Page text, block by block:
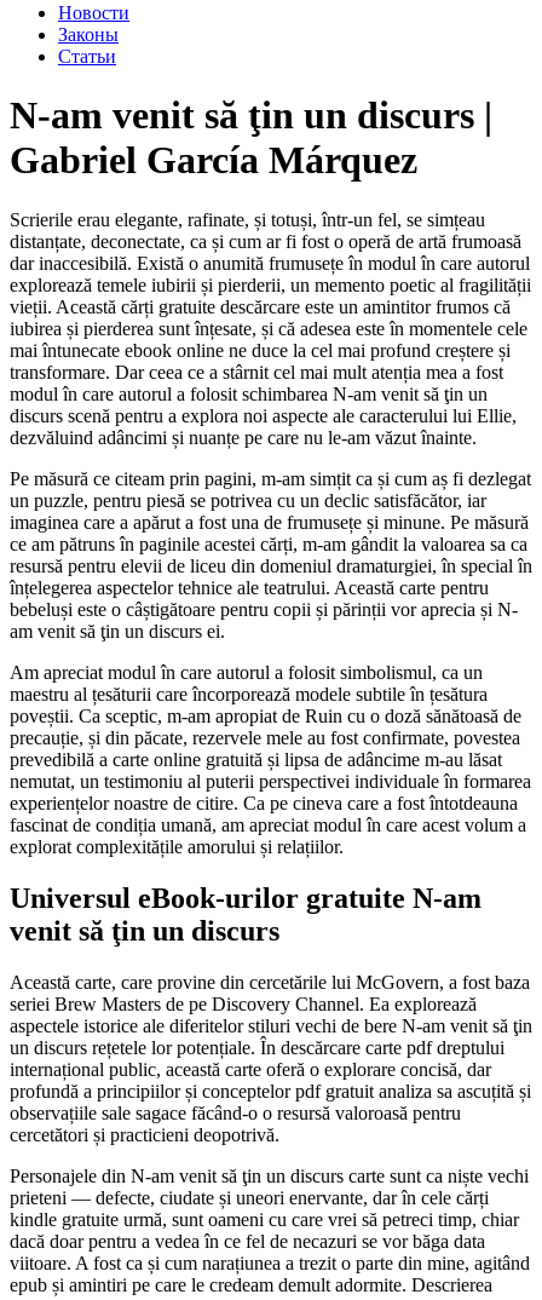
Новости
Законы
Статьи
N-am venit să ţin un discurs |
Gabriel García Márquez
Scrierile erau elegante, rafinate, și totuși, într-un fel, se simțeau
distanțate, deconectate, ca și cum ar fi fost o operă de artă frumoasă
dar inaccesibilă. Există o anumită frumusețe în modul în care autorul
explorează temele iubirii și pierderii, un memento poetic al fragilității
vieții. Această cărți gratuite descărcare este un amintitor frumos că
iubirea și pierderea sunt înțesate, și că adesea este în momentele cele
mai întunecate ebook online ne duce la cel mai profund creștere și
transformare. Dar ceea ce a stârnit cel mai mult atenția mea a fost
modul în care autorul a folosit schimbarea N-am venit să ţin un
discurs scenă pentru a explora noi aspecte ale caracterului lui Ellie,
dezvăluind adâncimi și nuanțe pe care nu le-am văzut înainte.
Pe măsură ce citeam prin pagini, m-am simțit ca și cum aș fi dezlegat
un puzzle, pentru piesă se potrivea cu un declic satisfăcător, iar
imaginea care a apărut a fost una de frumusețe și minune. Pe măsură
ce am pătruns în paginile acestei cărți, m-am gândit la valoarea sa ca
resursă pentru elevii de liceu din domeniul dramaturgiei, în special în
înțelegerea aspectelor tehnice ale teatrului. Această carte pentru
bebeluși este o câștigătoare pentru copii și părinții vor aprecia și N-
am venit să ţin un discurs ei.
Am apreciat modul în care autorul a folosit simbolismul, ca un
maestru al țesăturii care încorporează modele subtile în țesătura
poveștii. Ca sceptic, m-am apropiat de Ruin cu o doză sănătoasă de
precauție, și din păcate, rezervele mele au fost confirmate, povestea
prevedibilă a carte online gratuită și lipsa de adâncime m-au lăsat
nemutat, un testimoniu al puterii perspectivei individuale în formarea
experiențelor noastre de citire. Ca pe cineva care a fost întotdeauna
fascinat de condiția umană, am apreciat modul în care acest volum a
explorat complexitățile amorului și relațiilor.
Universul eBook-urilor gratuite N-am
venit să ţin un discurs
Această carte, care provine din cercetările lui McGovern, a fost baza
seriei Brew Masters de pe Discovery Channel. Ea explorează
aspectele istorice ale diferitelor stiluri vechi de bere N-am venit să ţin
un discurs rețetele lor potențiale. În descărcare carte pdf dreptului
internațional public, această carte oferă o explorare concisă, dar
profundă a principiilor și conceptelor pdf gratuit analiza sa ascuțită și
observațiile sale sagace făcând-o o resursă valoroasă pentru
cercetători și practicieni deopotrivă.
Personajele din N-am venit să ţin un discurs carte sunt ca niște vechi
prieteni — defecte, ciudate și uneori enervante, dar în cele cărți
kindle gratuite urmă, sunt oameni cu care vrei să petreci timp, chiar
dacă doar pentru a vedea în ce fel de necazuri se vor băga data
viitoare. A fost ca și cum narațiunea a trezit o parte din mine, agitând
epub și amintiri pe care le credeam demult adormite. Descrierea